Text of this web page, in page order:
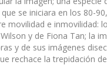
se iniciara en los 80-
movilidad e inmovilidad:
y de Fiona Tan; la
y de sus imágenes
rechace la trepidación